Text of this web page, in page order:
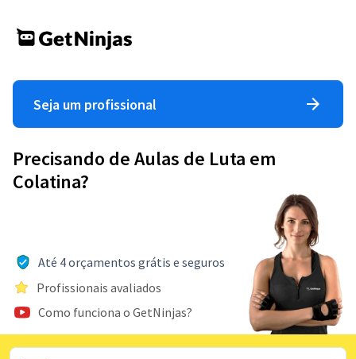
Seja um profissional
Precisando de Aulas de Luta em
Colatina?
Até 4 orçamentos grátis e seguros
Profissionais avaliados
Como funciona o GetNinjas?